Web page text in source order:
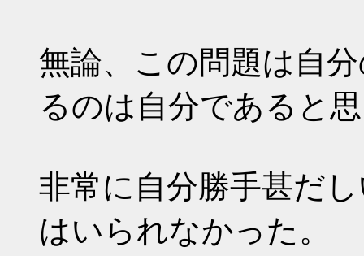
無論、この問題は自
るのは自分であると
非常に自分勝手甚だ
はいられなかった。